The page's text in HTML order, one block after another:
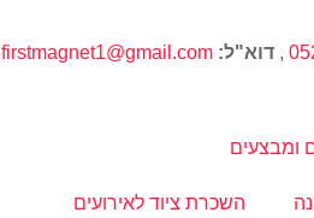
, דוא"ל: firstmagnet1@gmail.com
ומבצעים
השכרת ציוד לאירועים